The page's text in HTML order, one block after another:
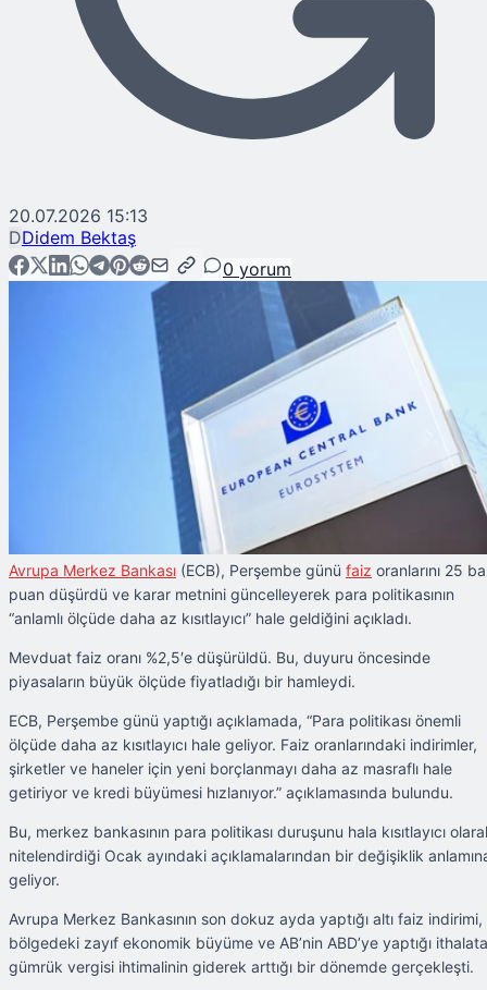
20.07.2026 15:13
DDidem Bektaş
0 yorum
Avrupa Merkez Bankası (ECB), Perşembe günü faiz oranlarını 25
puan düşürdü ve karar metnini güncelleyerek para politikasının
“anlamlı ölçüde daha az kısıtlayıcı” hale geldiğini açıkladı.
Mevduat faiz oranı %2,5′e düşürüldü. Bu, duyuru öncesinde
piyasaların büyük ölçüde fiyatladığı bir hamleydi.
ECB, Perşembe günü yaptığı açıklamada, “Para politikası önemli
ölçüde daha az kısıtlayıcı hale geliyor. Faiz oranlarındaki indirimler,
şirketler ve haneler için yeni borçlanmayı daha az masraflı hale
getiriyor ve kredi büyümesi hızlanıyor.” açıklamasında bulundu.
Bu, merkez bankasının para politikası duruşunu hala kısıtlayıcı
nitelendirdiği Ocak ayındaki açıklamalarından bir değişiklik
geliyor.
Avrupa Merkez Bankasının son dokuz ayda yaptığı altı faiz indirimi,
bölgedeki zayıf ekonomik büyüme ve AB’nin ABD’ye yaptığı ithalata
gümrük vergisi ihtimalinin giderek arttığı bir dönemde gerçekleşti.